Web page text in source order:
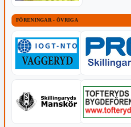
FÖRENINGAR - ÖVRIGA